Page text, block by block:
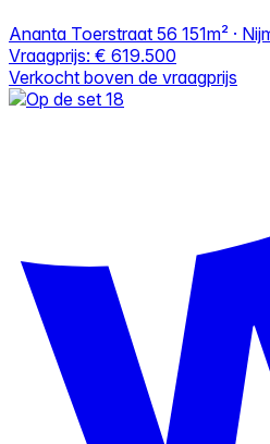
Ananta Toerstraat 56 151m² ·
Vraagprijs: € 619.500
Verkocht boven de vraagprijs